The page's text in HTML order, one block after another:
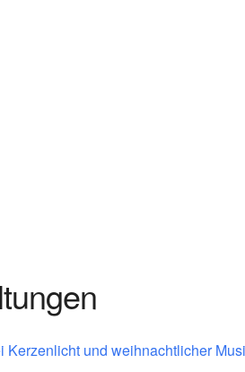
und weihnachtlicher